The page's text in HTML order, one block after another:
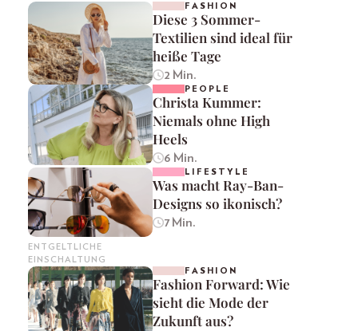
FASHION
Diese 3 Sommer-
Textilien sind ideal für
heiße Tage
2 Min.
PEOPLE
Christa Kummer:
Niemals ohne High
Heels
6 Min.
ENTGELTLICHE
EINSCHALTUNG
LIFESTYLE
Was macht Ray-Ban-
Designs so ikonisch?
7 Min.
FASHION
Fashion Forward: Wie
sieht die Mode der
Zukunft aus?